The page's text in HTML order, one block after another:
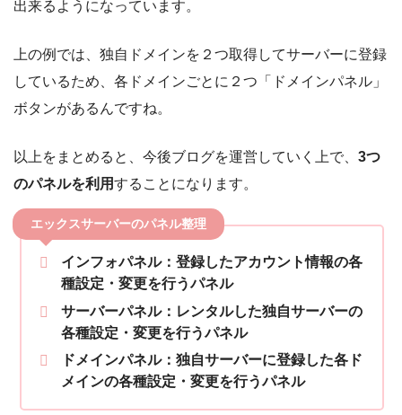
出来るようになっています。
上の例では、独自ドメインを２つ取得してサーバーに登録
しているため、各ドメインごとに２つ「ドメインパネル」
ボタンがあるんですね。
以上をまとめると、今後ブログを運営していく上で、 3つ
のパネルを利用することになります。
エックスサーバーのパネル整理
インフォパネル：登録したアカウント情報の各
種設定・変更を行うパネル
サーバーパネル：レンタルした独自サーバーの
各種設定・変更を行うパネル
ドメインパネル：独自サーバーに登録した各ド
メインの各種設定・変更を行うパネル